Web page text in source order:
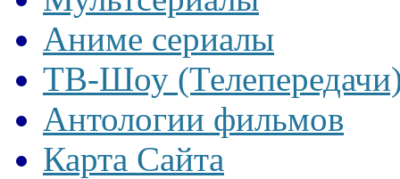
Аниме сериалы
ТВ-Шоу
Антологии фильмов
Карта Сайта